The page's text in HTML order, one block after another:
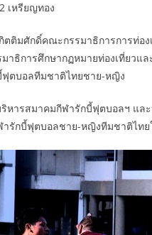
เหรียญทอง
มศักดิ์คณะกรรมาธิการการท่อ
าธิการศึกษากฏหมายท่องเที่ยว
ฟุตบอลทีมชาติไทยชาย-หญิง
หารสมาคมกีฬารักบี้ฟุตบอลฯ แล
รักบี้ฟุตบอลชาย-หญิงทีมชาติไทย